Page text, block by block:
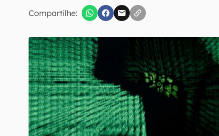
Compartilhe:
Confirmo que li, aceito e concordo com os